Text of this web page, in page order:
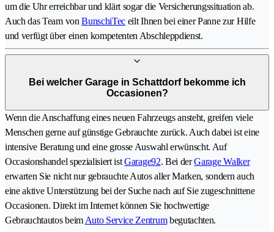
um die Uhr erreichbar und klärt sogar die Versicherungssituation ab.
Auch das Team vonBunschiTec eilt Ihnen bei einer Panne zur Hilfe
und verfügt über einen kompetenten Abschleppdienst.
Bei welcher Garage in Schattdorf bekomme ich
Occasionen?
Wenn die Anschaffung eines neuen Fahrzeugs ansteht, greifen viele
Menschen gerne auf günstige Gebrauchte zurück. Auch dabei ist eine
intensive Beratung und eine grosse Auswahl erwünscht. Auf
Occasionshandel spezialisiert istGarage92. Bei derGarage Walker
erwarten Sie nicht nur gebrauchte Autos aller Marken, sondern auch
eine aktive Unterstützung bei der Suche nach auf Sie zugeschnittene
Occasionen. Direkt im Internet können Sie hochwertige
Gebrauchtautos beim Auto Service Zentrumbegutachten.